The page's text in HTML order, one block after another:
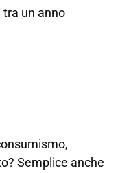
tra un anno
Semplice anche